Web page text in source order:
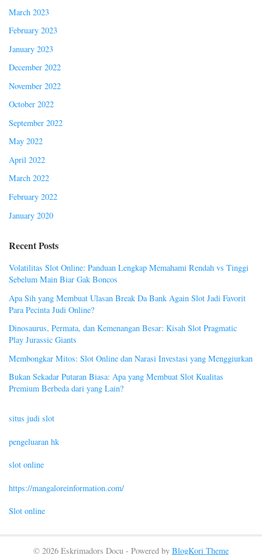
March 2023
February 2023
January 2023
December 2022
November 2022
October 2022
September 2022
May 2022
April 2022
March 2022
February 2022
January 2020
Recent Posts
Volatilitas Slot Online: Panduan Lengkap Memahami Rendah vs Tinggi
Sebelum Main Biar Gak Boncos
Apa Sih yang Membuat Ulasan Break Da Bank Again Slot Jadi Favorit
Para Pecinta Judi Online?
Dinosaurus, Permata, dan Kemenangan Besar: Kisah Slot Pragmatic
Play Jurassic Giants
Membongkar Mitos: Slot Online dan Narasi Investasi yang Menggiurkan
Bukan Sekadar Putaran Biasa: Apa yang Membuat Slot Kualitas
Premium Berbeda dari yang Lain?
situs judi slot
pengeluaran hk
slot online
https://mangaloreinformation.com/
Slot online
© 2026 Eskrimadors Docu - Powered by BlogKori Theme